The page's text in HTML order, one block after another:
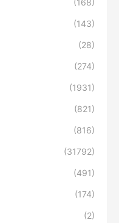
(168)
(143)
(28)
(274)
(1931)
(821)
(816)
(31792)
(491)
(174)
(2)